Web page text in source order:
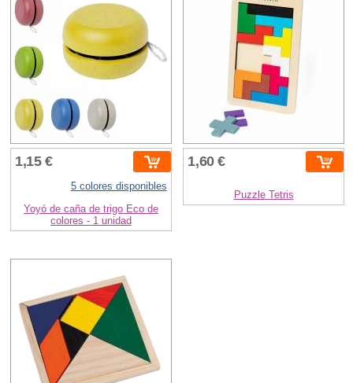
1,15 €
5 colores disponibles
Yoyó de caña de trigo Eco de
colores - 1 unidad
1,60 €
Puzzle Tetris